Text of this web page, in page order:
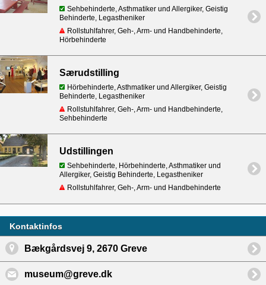
Sehbehinderte, Asthmatiker und Allergiker, Geistig
Behinderte, Legastheniker
Rollstuhlfahrer, Geh-, Arm- und Handbehinderte,
Hörbehinderte
Særudstilling
Hörbehinderte, Asthmatiker und Allergiker, Geistig
Behinderte, Legastheniker
Rollstuhlfahrer, Geh-, Arm- und Handbehinderte,
Sehbehinderte
Udstillingen
Sehbehinderte, Hörbehinderte, Asthmatiker und
Allergiker, Geistig Behinderte, Legastheniker
Rollstuhlfahrer, Geh-, Arm- und Handbehinderte
Kontaktinfos
Bækgårdsvej 9, 2670 Greve
museum@greve.dk